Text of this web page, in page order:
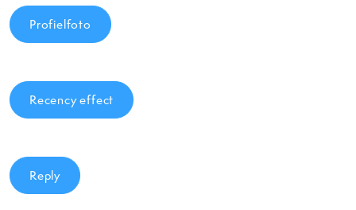
Profielfoto
Recency effect
Reply